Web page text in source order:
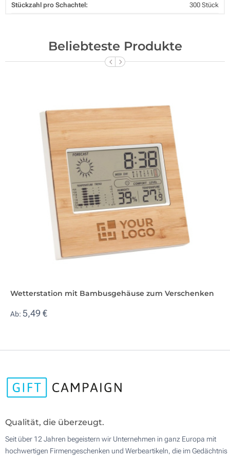
Stückzahl pro Schachtel: 300 Stück
Beliebteste Produkte
Wetterstation mit Bambusgehäuse zum Verschenken
Ab: 5,49 €
Qualität, die überzeugt.
Seit über 12 Jahren begeistern wir Unternehmen in ganz Europa mit
hochwertigen Firmengeschenken und Werbeartikeln, die im Gedächtnis